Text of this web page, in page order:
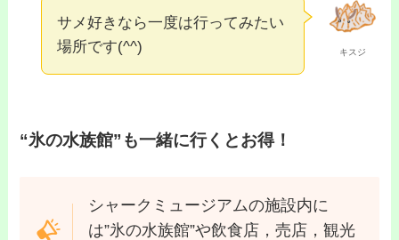
キスジ
サメ好きなら一度は行ってみたい
場所です(^^)
“氷の水族館”も一緒に行くとお得！
シャークミュージアムの施設内に
は”氷の水族館”や飲食店，売店，観光